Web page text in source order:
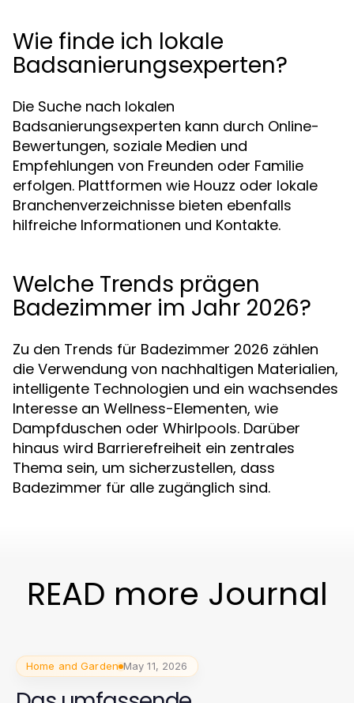
Wie finde ich lokale
Badsanierungsexperten?
Die Suche nach lokalen
Badsanierungsexperten kann durch Online-
Bewertungen, soziale Medien und
Empfehlungen von Freunden oder Familie
erfolgen. Plattformen wie Houzz oder lokale
Branchenverzeichnisse bieten ebenfalls
hilfreiche Informationen und Kontakte.
Welche Trends prägen
Badezimmer im Jahr 2026?
Zu den Trends für Badezimmer 2026 zählen
die Verwendung von nachhaltigen Materialien,
intelligente Technologien und ein wachsendes
Interesse an Wellness-Elementen, wie
Dampfduschen oder Whirlpools. Darüber
hinaus wird Barrierefreiheit ein zentrales
Thema sein, um sicherzustellen, dass
Badezimmer für alle zugänglich sind.
READ more Journal
Home and Garden May 11, 2026